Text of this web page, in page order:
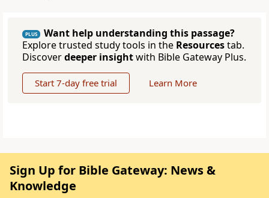
PLUS
Want help understanding this passage?
Explore trusted study tools in the Resourcestab.
Discoverdeeper insightwith Bible Gateway Plus.
Start 7-day free trial Learn More
Sign Up for Bible Gateway: News &
Knowledge